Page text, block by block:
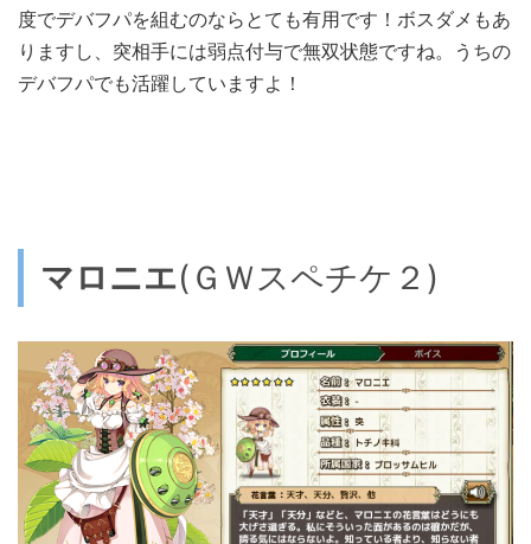
度でデバフパを組むのならとても有用です！ボスダメもあ
りますし、突相手には弱点付与で無双状態ですね。うちの
デバフパでも活躍していますよ！
マロニエ(ＧＷスペチケ２)